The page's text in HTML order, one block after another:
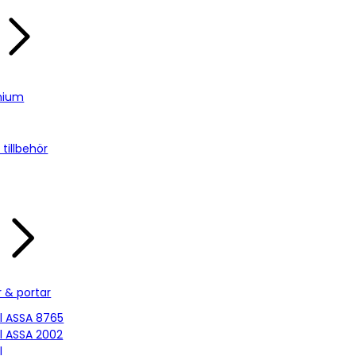
tillbehör
& portar
8765
2002